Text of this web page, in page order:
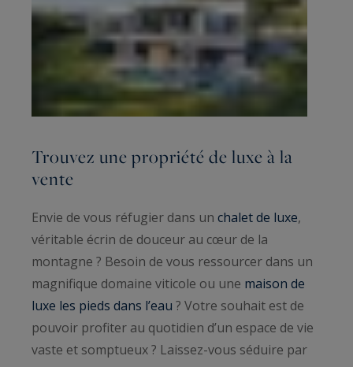
Trouvez une propriété de luxe à la
vente
Envie de vous réfugier dans un chalet de luxe,
véritable écrin de douceur au cœur de la
montagne ? Besoin de vous ressourcer dans un
magnifique domaine viticole ou une maison de
luxe les pieds dans l’eau ? Votre souhait est de
pouvoir profiter au quotidien d’un espace de vie
vaste et somptueux ? Laissez-vous séduire par